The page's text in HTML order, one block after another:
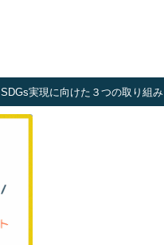
SDGs実現に向けた３つの取り組み